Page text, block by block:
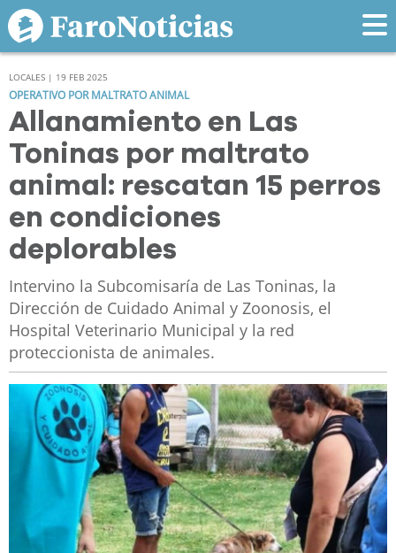
LOCALES | 19 FEB 2025
OPERATIVO POR MALTRATO ANIMAL
Allanamiento en Las
Toninas por maltrato
animal: rescatan 15 perros
en condiciones
deplorables
Intervino la Subcomisaría de Las Toninas, la
Dirección de Cuidado Animal y Zoonosis, el
Hospital Veterinario Municipal y la red
proteccionista de animales.